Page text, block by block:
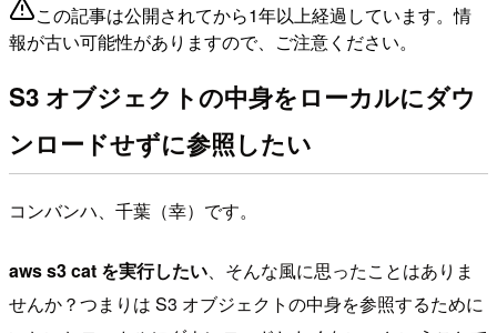
この記事は公開されてから1年以上経過しています。情
報が古い可能性がありますので、ご注意ください。
S3 オブジェクトの中身をローカルにダウ
ンロードせずに参照したい
コンバンハ、千葉（幸）です。
aws s3 cat を実行したい、そんな風に思ったことはありま
せんか？つまりは S3 オブジェクトの中身を参照するために